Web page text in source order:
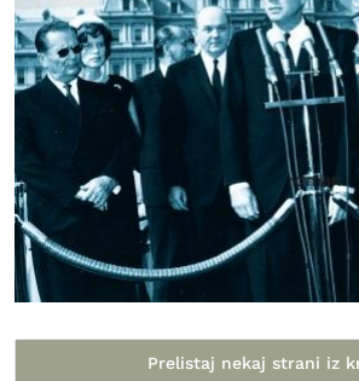
Prelistaj nekaj strani iz